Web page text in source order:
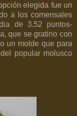
elegida fue un
a los comensales
de 3.52 puntos-
que se gratino con
un molde que para
popular molusco